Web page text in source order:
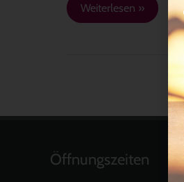
Weiterlesen »
Öffnungszeiten